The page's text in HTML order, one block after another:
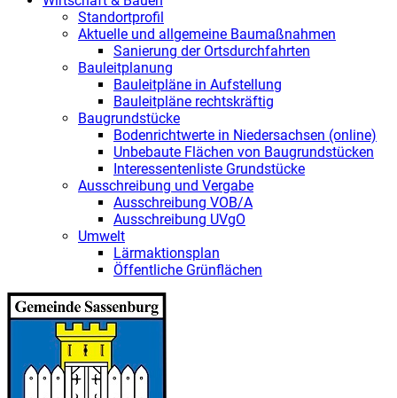
Standortprofil
Aktuelle und allgemeine Baumaßnahmen
Sanierung der Ortsdurchfahrten
Bauleitplanung
Bauleitpläne in Aufstellung
Bauleitpläne rechtskräftig
Baugrundstücke
Bodenrichtwerte in Niedersachsen (online)
Unbebaute Flächen von Baugrundstücken
Interessentenliste Grundstücke
Ausschreibung und Vergabe
Ausschreibung VOB/A
Ausschreibung UVgO
Umwelt
Lärmaktionsplan
Öffentliche Grünflächen